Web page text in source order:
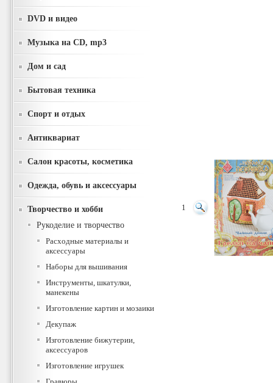
DVD и видео
Музыка на CD, mp3
Дом и сад
Бытовая техника
Спорт и отдых
Антиквариат
Салон красоты, косметика
Одежда, обувь и аксессуары
Творчество и хобби
Рукоделие и творчество
Расходные материалы и
аксессуары
Наборы для вышивания
Инструменты, шкатулки,
манекены
Изготовление картин и мозаики
Декупаж
Изготовление бижутерии,
аксессуаров
Изготовление игрушек
1